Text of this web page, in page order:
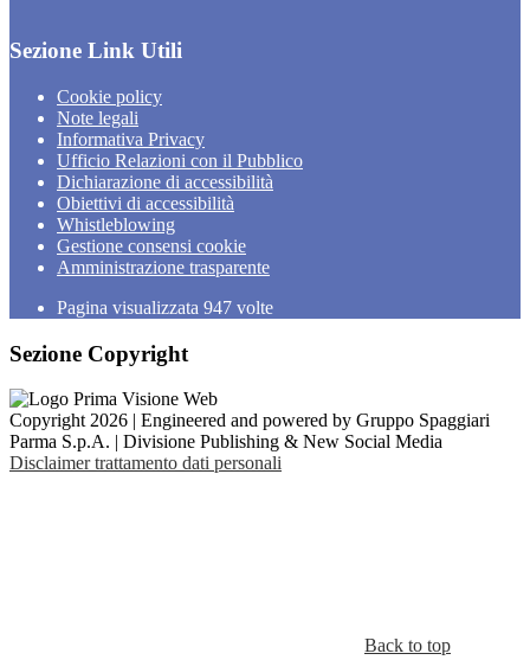
Sezione Link Utili
Cookie policy
Note legali
Informativa Privacy
Ufficio Relazioni con il Pubblico
Dichiarazione di accessibilità
Obiettivi di accessibilità
Whistleblowing
Gestione consensi cookie
Amministrazione trasparente
Pagina visualizzata 947 volte
Sezione Copyright
Copyright 2026 | Engineered and powered by Gruppo Spaggiari
Parma S.p.A. | Divisione Publishing & New Social Media
Disclaimer trattamento dati personali
Back to top